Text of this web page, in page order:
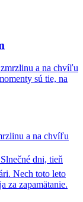
a na chvíľu